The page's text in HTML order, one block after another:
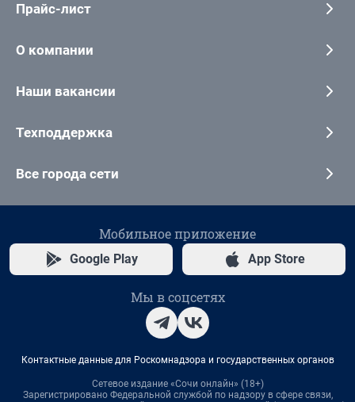
Прайс-лист
О компании
Наши вакансии
Техподдержка
Все города сети
Мобильное приложение
Google Play App Store
Мы в соцсетях
Контактные данные для Роскомнадзора и государственных органов
Сетевое издание «Сочи онлайн» (18+)
Зарегистрировано Федеральной службой по надзору в сфере связи,